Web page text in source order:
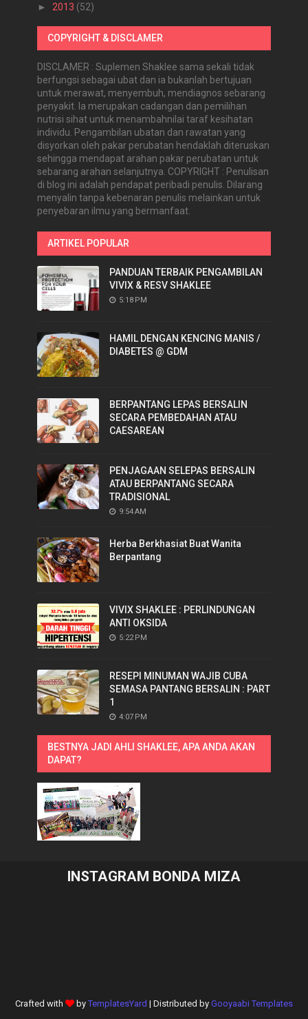
► 2013 (52)
COPYRIGHT & DISCLAMER
DISCLAMER : Suplemen Shaklee sama sekali tidak
berfungsi sebagai ubat dan ia bukanlah bertujuan
untuk merawat, menyembuh, mendiagnos sebarang
penyakit. Ia merupakan cadangan dan pemilihan
nutrisi sihat untuk menambahnilai taraf kesihatan
individu. Pengambilan ubatan dan rawatan yang
disyorkan oleh pakar perubatan hendaklah diteruskan
sehingga mendapat arahan pakar perubatan untuk
sebarang arahan selanjutnya. COPYRIGHT : Penulisan
di blog ini adalah pendapat peribadi penulis. Dilarang
menyalin tanpa kebenaran penulis melainkan untuk
penyebaran ilmu yang bermanfaat.
ARTIKEL POPULAR
PANDUAN TERBAIK PENGAMBILAN
VIVIX & RESV SHAKLEE
5:18 PM
HAMIL DENGAN KENCING MANIS /
DIABETES @ GDM
BERPANTANG LEPAS BERSALIN
SECARA PEMBEDAHAN ATAU
CAESAREAN
PENJAGAAN SELEPAS BERSALIN
ATAU BERPANTANG SECARA
TRADISIONAL
9:54 AM
Herba Berkhasiat Buat Wanita
Berpantang
VIVIX SHAKLEE : PERLINDUNGAN
ANTI OKSIDA
5:22 PM
RESEPI MINUMAN WAJIB CUBA
SEMASA PANTANG BERSALIN : PART
1
4:07 PM
BESTNYA JADI AHLI SHAKLEE, APA ANDA AKAN
DAPAT?
INSTAGRAM BONDA MIZA
Crafted with byTemplatesYard | Distributed by Gooyaabi Templates